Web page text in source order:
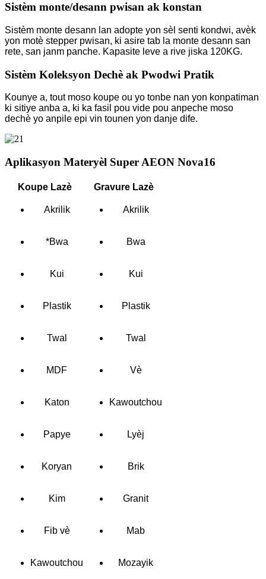
Sistèm monte/desann pwisan ak konstan
Sistèm monte desann lan adopte yon sèl senti kondwi, avèk
yon motè stepper pwisan, ki asire tab la monte desann san
rete, san janm panche. Kapasite leve a rive jiska 120KG.
Sistèm Koleksyon Dechè ak Pwodwi Pratik
Kounye a, tout moso koupe ou yo tonbe nan yon konpatiman
ki sitiye anba a, ki ka fasil pou vide pou anpeche moso
dechè yo anpile epi vin tounen yon danje dife.
Aplikasyon Materyèl Super AEON Nova16
Koupe Lazè Gravure Lazè
Akrilik Akrilik
*Bwa Bwa
Kui Kui
Plastik Plastik
Twal Twal
MDF Vè
Katon Kawoutchou
Papye Lyèj
Koryan Brik
Kim Granit
Fib vè Mab
Kawoutchou Mozayik